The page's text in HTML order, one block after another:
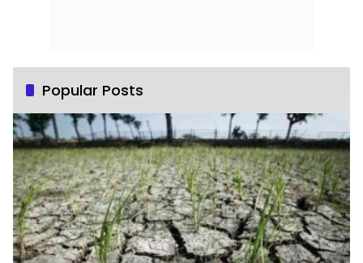
Popular Posts